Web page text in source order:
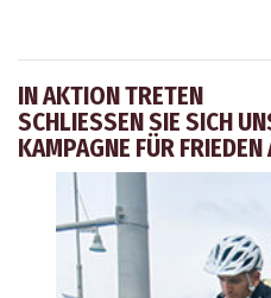
IN AKTION TRETEN
SCHLIESSEN SIE SICH
AMPAGNE FÜR FRIEDEN